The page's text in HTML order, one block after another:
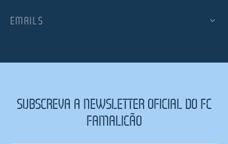
EMAILS
SUBSCREVA A NEWSLETTER OFICIAL DO FC
FAMALICÃO